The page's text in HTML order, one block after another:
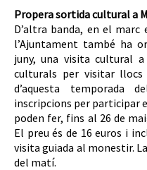
Propera sortida cultural a
D’altra banda, en el
l’Ajuntament també ha
juny, una visita cultural
culturals per visitar
d’aquesta temporada
inscripcions per participar
poden fer, fins al 26 de
El preu és de 16 euros i
visita guiada al monestir.
del matí.